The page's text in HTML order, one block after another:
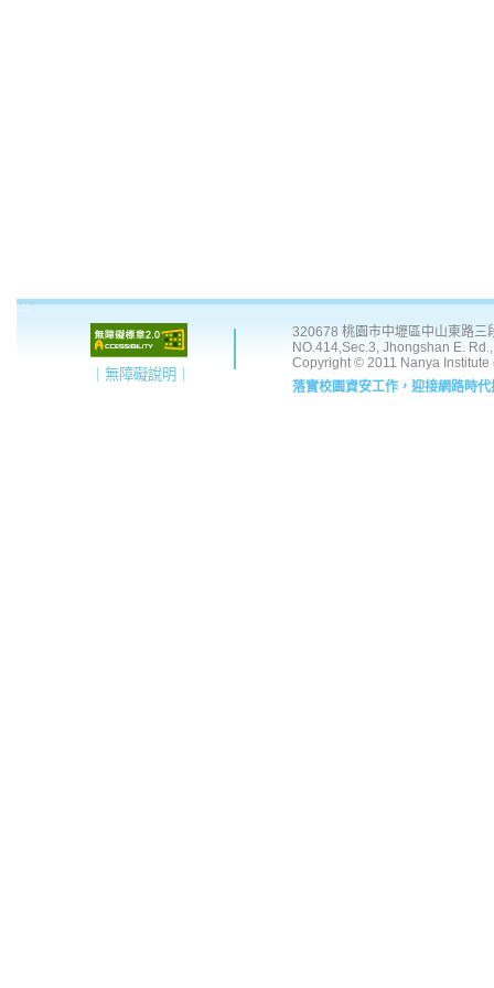
:::
｜無障礙說明｜
320678 桃園市中壢區中山東路
NO.414,Sec.3, Jhongshan E.
Copyright © 2011 Nanya Institute
落實校園資安工作，迎接網路